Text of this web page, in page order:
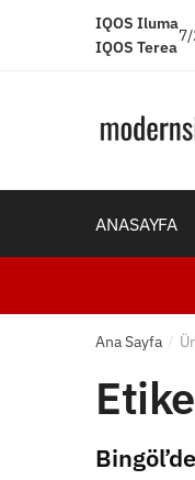
IQOS Iluma
IQOS Terea
ANASAYFA
Ana Sayfa /